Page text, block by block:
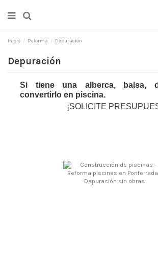
Inicio Reforma Depuración
Depuración
Si tiene una alberca, balsa,
convertirlo en piscina.
¡SOLICITE